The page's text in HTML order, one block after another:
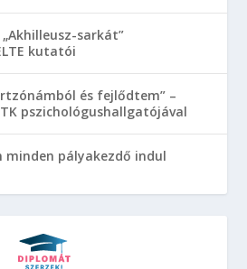
sarkát”
kutatói
és fejlődtem” –
pszichológushallgatójával
minden pályakezdő indul